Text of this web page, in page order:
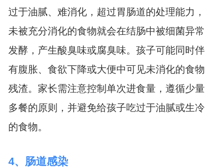
过于油腻、难消化，超过胃肠道的处理能力，
未被充分消化的食物就会在结肠中被细菌异常
发酵，产生酸臭味或腐臭味。孩子可能同时伴
有腹胀、食欲下降或大便中可见未消化的食物
残渣。家长需注意控制单次进食量，遵循少量
多餐的原则，并避免给孩子吃过于油腻或生冷
的食物。
4、肠道感染